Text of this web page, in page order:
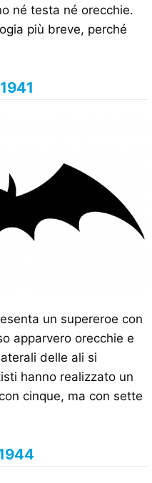
né testa né orecchie.
più breve, perché
un supereroe con
apparvero orecchie e
delle ali si
hanno realizzato un
cinque, ma con sette